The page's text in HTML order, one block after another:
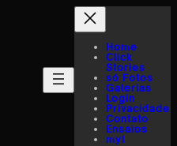
Home
Click
Stories
só Fotos
Galerias
Login
Privacidade
Contato
Ensaios
myI